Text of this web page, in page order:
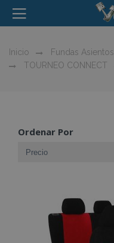
Inicio Fundas Asientos
TOURNEO CONNECT
Ordenar Por